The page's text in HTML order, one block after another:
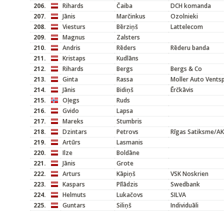
206.
Rihards Čaiba
DCH komanda
207.
Jānis Marčinkus
Ozolnieki
208.
Viesturs Bērziņš
Lattelecom
209.
Magnus
Zalsters
210.
Andris Rēders
Rēderu banda
211.
Kristaps
Kudlāns
212.
Rihards Bergs
Bergs & Co
213.
Ginta Rassa
Moller Auto
214.
Jānis Bidiņš
Ērčkāvis
215.
Oļegs
Ruds
216.
Gvido
Lapsa
217.
Mareks
Stumbris
218.
Dzintars Petrovs
Rīgas Satiksme/
219.
Artūrs
Lasmanis
220.
Ilze
Boldāne
221.
Jānis
Grote
222.
Arturs Kāpiņš
VSK Noskrien
223.
Kaspars Pīlādzis
Swedbank
224.
Helmuts Lukačovs
SILVA
225.
Guntars Siliņš
Individuāli